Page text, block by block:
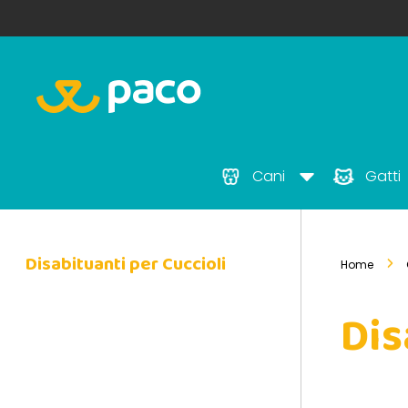
Cani Gatti
Disabituanti per Cuccioli Home